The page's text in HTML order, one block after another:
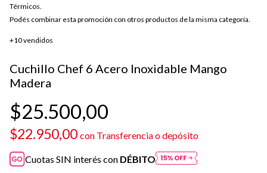
Térmicos.
Podés combinar esta promoción con otros productos de la misma categoría.
+10 vendidos
Cuchillo Chef 6 Acero Inoxidable Mango
Madera
$25.500,00
$22.950,00 con Transferencia o depósito
Cuotas SIN interés con DÉBITO